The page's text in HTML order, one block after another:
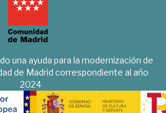
una ayuda para la modernización de
de Madrid correspondiente al año
2024